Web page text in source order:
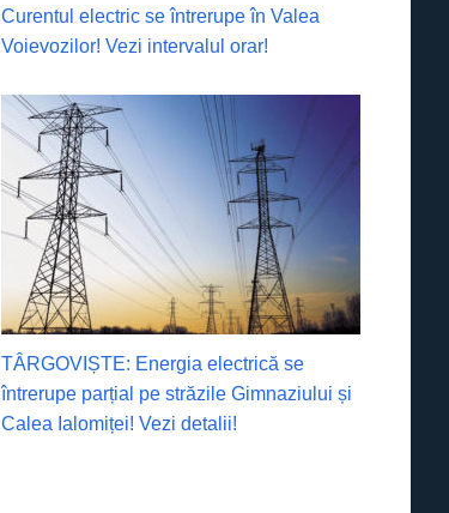
Curentul electric se întrerupe în Valea
Voievozilor! Vezi intervalul orar!
TÂRGOVIȘTE: Energia electrică se
întrerupe parțial pe străzile Gimnaziului și
Calea Ialomiței! Vezi detalii!